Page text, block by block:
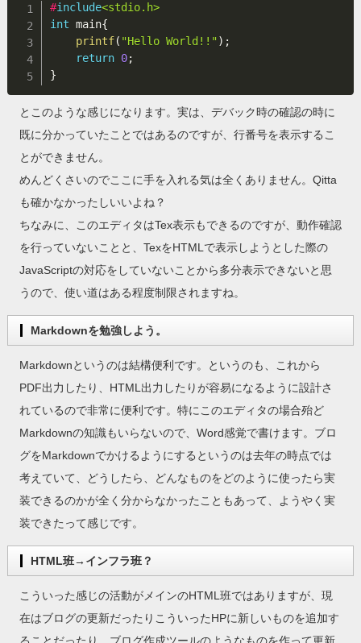
#include<stdio.h>
int main{
printf( "Hello World!!") ;
return 0;
}
とこのような感じになります。実は、デバック時の確認の時に
既に分かっていたことではあるのですが、行番号を表示するこ
とができません。
めんどくさいのでここに手を入れる気は全くありません。Qitta
も確かなかったしいいよね？
ちなみに、このエディタはTex表示もできるのですが、動作確認
を行っていないことと、TexをHTMLで表示しようとした際の
JavaScriptの対応をしていないことから多分表示できないと思
うので、使い道はある程度制限されますね。
Markdownを勉強しよう。
Markdownというのは結構便利です。というのも、これから
PDF出力したり、HTML出力したりが容易になるように設計さ
れているので非常に便利です。特にこのエディタの場合殆ど
Markdownの知識もいらないので、Word感覚で書けます。ブロ
グをMarkdownでかけるようにするというのは去年の時点では
考えていて、どうしたら、どんなものをどのように使ったら実
装できるのかが全く分からなかったこともあって、ようやく実
装できたって感じです。
HTML班→インフラ班？
こういった感じの活動がメインのHTML班ではありますが、現
在はブログの更新だったりこういったHPに新しいものを追加す